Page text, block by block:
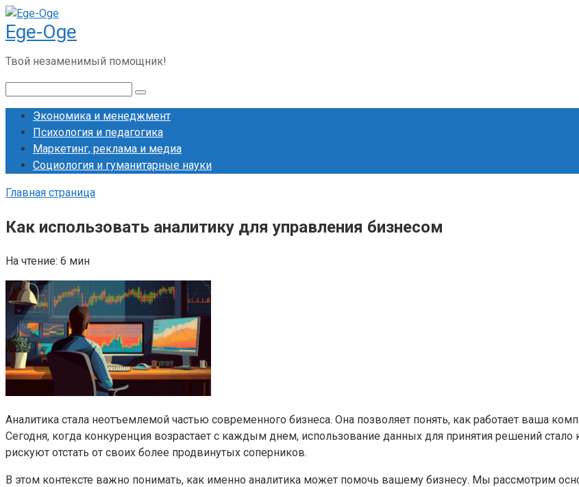
Перейти
к
контенту
Ege-Oge
Твой незаменимый помощник!
Экономика и менеджмент
Психология и педагогика
Маркетинг, реклама и медиа
Социология и гуманитарные науки
Главная страница
Как использовать аналитику для управления бизнесом
На чтение: 6 мин
Аналитика стала неотъемлемой частью современного бизнеса. Она позволяет понять, как работает ваша
Сегодня, когда конкуренция возрастает с каждым днем, использование данных для принятия решений
рискуют отстать от своих более продвинутых соперников.
В этом контексте важно понимать, как именно аналитика может помочь вашему бизнесу. Мы рассмотрим